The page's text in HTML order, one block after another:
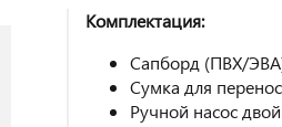
Комплектация:
Сапборд (ПВХ/
Сумка для
Ручной насос